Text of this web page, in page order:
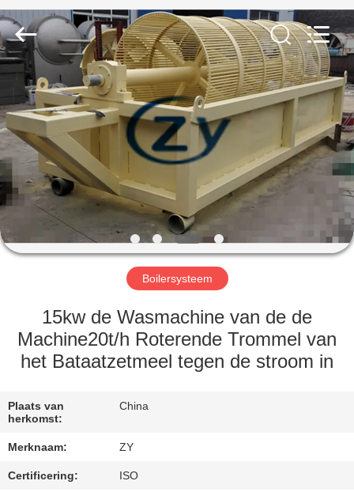
HUIS
PRODUCTEN
ONGEVEER
DE
V.S.
FABRIEKSREIS
KWALITEITSCONTROLE
ONS
Zhiyuan
Starch
Engineering
Machinery
Co.,ltd.
All
Rights
Reserved.
Boilersysteem
15kw de Wasmachine van de de
Machine20t/h Roterende Trommel van
het Bataatzetmeel tegen de stroom in
Plaats van
herkomst:
China
Merknaam: ZY
Certificering: ISO